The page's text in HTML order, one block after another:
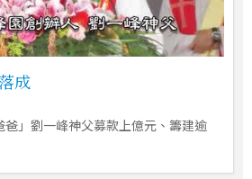
成
爸」劉一峰神父募款上億元、籌建逾